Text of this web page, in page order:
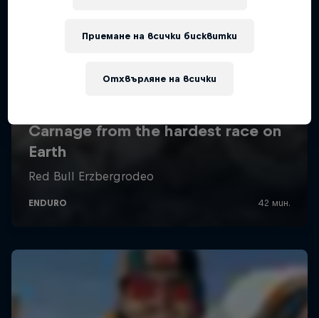
Отхвърляне на всички
Приемане на всички бисквитки